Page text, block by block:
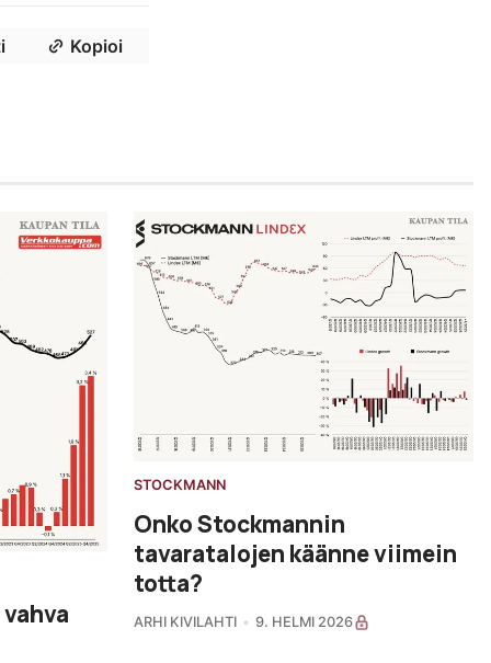
Kopioi
STOCKMANN
Onko Stockmannin
tavaratalojen käänne viimein
totta?
ARHI KIVILAHTI 9. HELMI 2026